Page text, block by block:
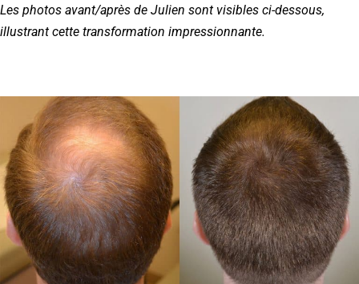
Les photos avant/après de Julien sont visibles ci-dessous,
illustrant cette transformation impressionnante.